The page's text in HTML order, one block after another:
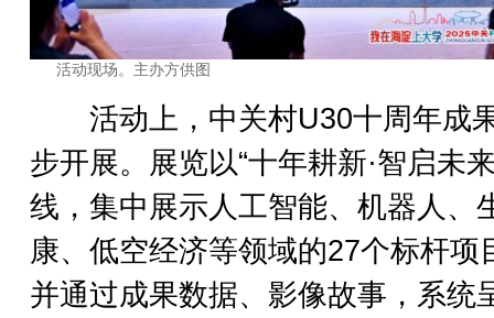
活动现场。主办方供图
活动上，中关村U30十周年成
步开展。展览以“十年耕新·智启未
线，集中展示人工智能、机器人、
康、低空经济等领域的27个标杆项
并通过成果数据、影像故事，系统